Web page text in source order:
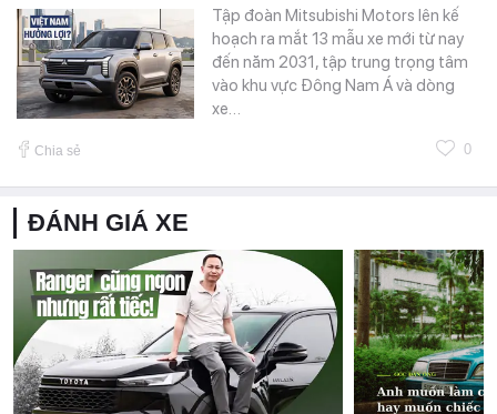
Tập đoàn Mitsubishi Motors lên kế
hoạch ra mắt 13 mẫu xe mới từ nay
đến năm 2031, tập trung trọng tâm
vào khu vực Đông Nam Á và dòng
xe…
Chia sẻ 0
ĐÁNH GIÁ XE